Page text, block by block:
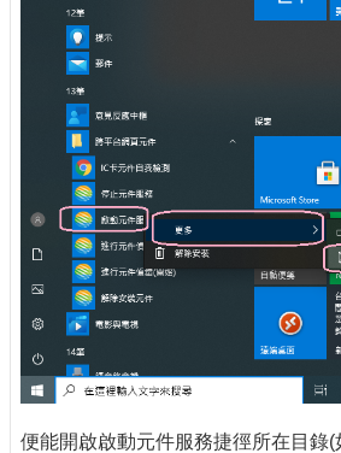
便能開啟啟動元件服務捷徑所在目錄(